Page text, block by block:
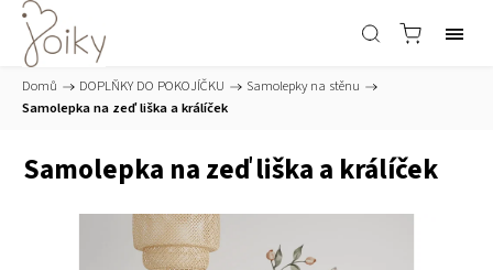
Domů / DOPLŇKY DO POKOJÍČKU / Samolepky na stěnu /
Samolepka na zeď liška a králíček
Samolepka na zeď liška a králíček